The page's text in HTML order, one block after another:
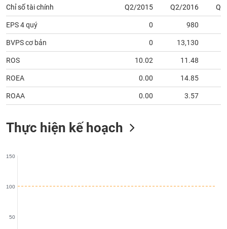
Chỉ số tài chính Q2/2015 Q2/2016
EPS 4 quý 0 980
BVPS cơ bản 0 13,130
ROS 10.02 11.48
ROEA 0.00 14.85
ROAA 0.00 3.57
Thực hiện kế hoạch
50
100
150
đầu
tư
Truyền
thông
tài
chính
liệu